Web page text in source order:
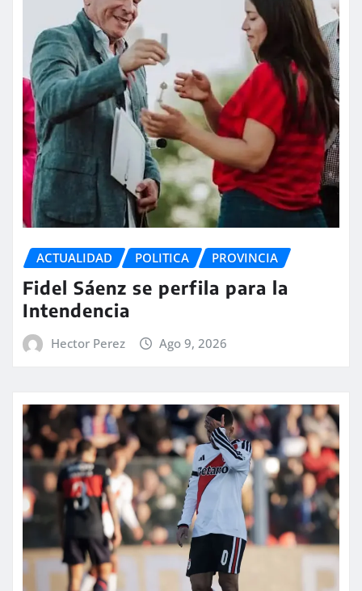
ACTUALIDAD POLITICA PROVINCIA
Fidel Sáenz se perfila para la
Intendencia
Hector Perez Ago 9, 2026